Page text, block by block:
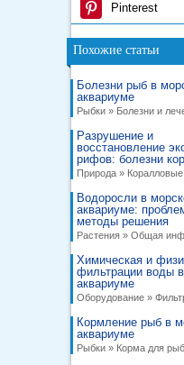
Pinterest
Похожие статьи
Болезни рыб в
аквариуме
Рыбки » Болезни и
Разрушение и
восстановление
рифов: болезни
Природа »
Водоросли в
аквариуме:
методы решения
Растения » Общая
Химическая и
фильтрации воды
аквариуме
Оборудование »
Кормление рыб в
аквариуме
Рыбки » Корма для рыб